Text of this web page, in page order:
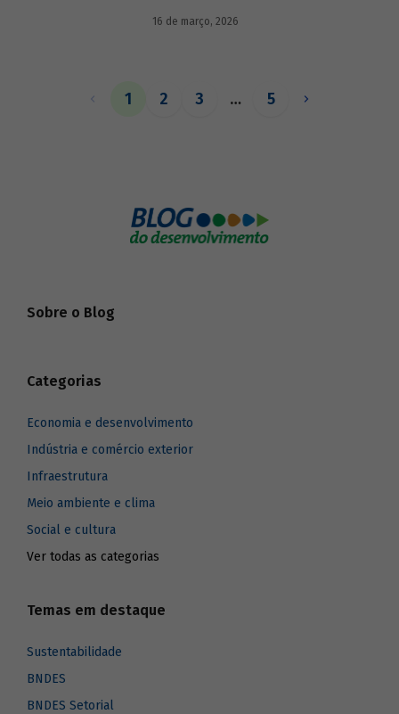
16 de março, 2026
1 2 3 … 5
Sobre o Blog
Categorias
Economia e desenvolvimento
Indústria e comércio exterior
Infraestrutura
Meio ambiente e clima
Social e cultura
Ver todas as categorias
Temas em destaque
Sustentabilidade
BNDES
BNDES Setorial